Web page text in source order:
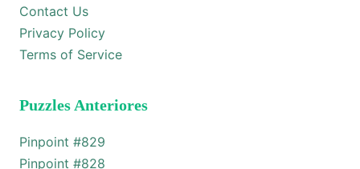
Contact Us
Privacy Policy
Terms of Service
Puzzles Anteriores
Pinpoint #829
Pinpoint #828